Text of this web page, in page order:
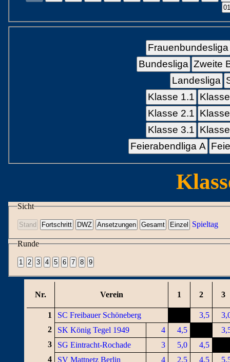
Frauenbundesliga
Bundesliga Zweite
Landesliga
Klasse 1.1
Klasse 2.1
Klasse 3.1
Feierabendliga A
Sicht
Spieltag
Runde
Nr. Verein 1 2 3
1 SC Freibauer Schöneberg 3,5
2
SK König Tegel 1949 4 4,5
3
SG Eintracht-Rochade 3 5,0
4,5
4
SV Mattnetz Berlin 4 2,5 4,5